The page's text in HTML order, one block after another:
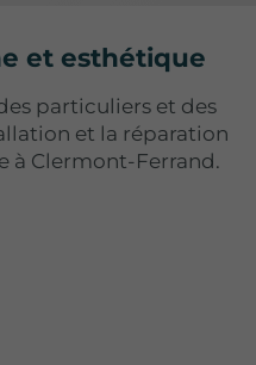
et esthétique
particuliers et des
et la réparation
à Clermont-Ferrand.